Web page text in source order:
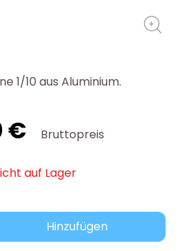
1/10 aus Aluminium.
€ Bruttopreis
auf Lager
Hinzufügen